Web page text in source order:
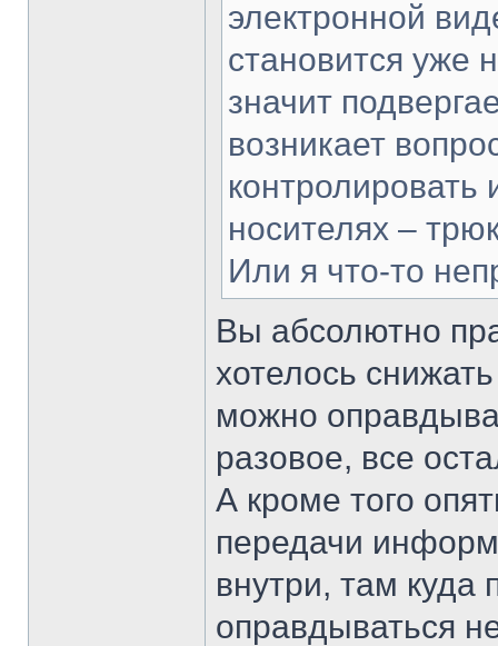
электронной
становится уже
значит
возникает
носителях –
Или я что-то
Вы абсолютно
хотелось
можно
разовое, все
А кроме того
передачи
внутри, там
оправдываться